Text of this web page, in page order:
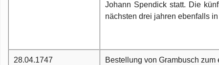
Johann Spendick statt. Die
nächsten drei jahren ebenfalls
28.04.1747 Bestellung von Grambusch